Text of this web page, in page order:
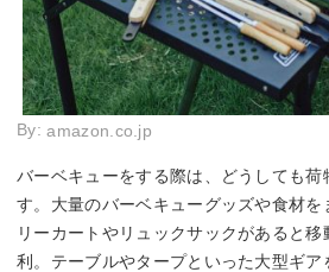
By:amazon.co.jp
バーベキューをする際は、どうしても
す。大量のバーベキューグッズや食材を
リーカートやリュックサックがあると
利。テーブルやタープといった大型ギ